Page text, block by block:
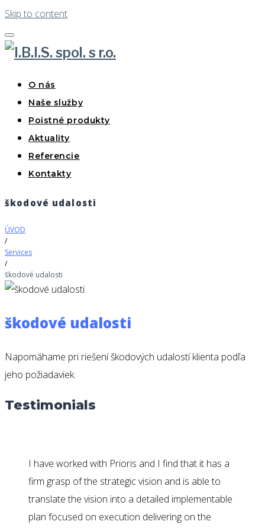
Skip to content
O nás
Naše služby
Poistné produkty
Aktuality
Referencie
Kontakty
škodové udalosti
ÚVOD
/
Services
/
škodové udalosti
škodové udalosti
Napomáhame pri riešení škodových udalostí klienta podľa
jeho požiadaviek.
Testimonials
I have worked with Prioris and I find that it has a
firm grasp of the strategic vision and is able to
translate the vision into a detailed implementable
plan focused on execution delivering on the